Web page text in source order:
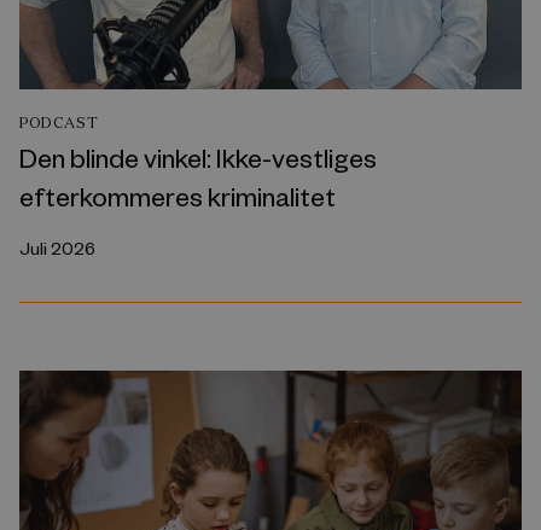
PODCAST
Den blinde vinkel: Ikke-vestliges
efterkommeres kriminalitet
Juli 2026